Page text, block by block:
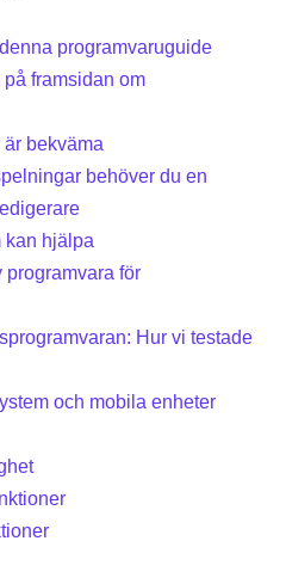
programvaruguide
framsidan om
bekväma
behöver du en
kan hjälpa
programvara för
Hur vi testade
och mobila enheter